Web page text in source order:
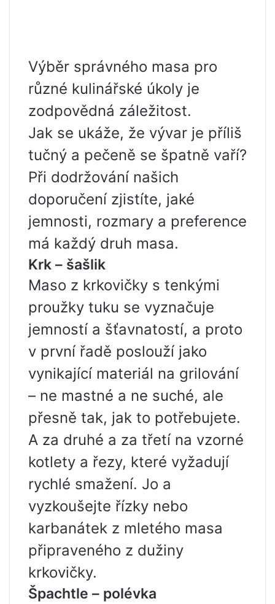
Výběr správného masa pro
různé kulinářské úkoly je
zodpovědná záležitost.
Jak se ukáže, že vývar je příliš
tučný a pečeně se špatně vaří?
Při dodržování našich
doporučení zjistíte, jaké
jemnosti, rozmary a preference
má každý druh masa.
Krk – šašlik
Maso z krkovičky s tenkými
proužky tuku se vyznačuje
jemností a šťavnatostí, a proto
v první řadě poslouží jako
vynikající materiál na grilování
– ne mastné a ne suché, ale
přesně tak, jak to potřebujete.
A za druhé a za třetí na vzorné
kotlety a řezy, které vyžadují
rychlé smažení. Jo a
vyzkoušejte řízky nebo
karbanátek z mletého masa
připraveného z dužiny
krkovičky.
Špachtle – polévka